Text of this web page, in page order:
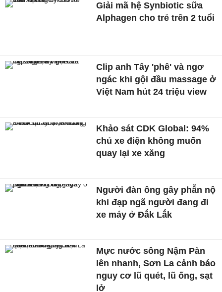
Giải mã hệ Synbiotic sữa
Alphagen cho trẻ trên 2 tuổi
Clip anh Tây 'phê' và ngơ
ngác khi gội đầu massage ở
Việt Nam hút 24 triệu view
Khảo sát CDK Global: 94%
chủ xe điện không muốn
quay lại xe xăng
Người đàn ông gây phẫn nộ
khi đạp ngã người đang đi
xe máy ở Đắk Lắk
Mực nước sông Nậm Pàn
lên nhanh, Sơn La cảnh báo
nguy cơ lũ quét, lũ ống, sạt
lở